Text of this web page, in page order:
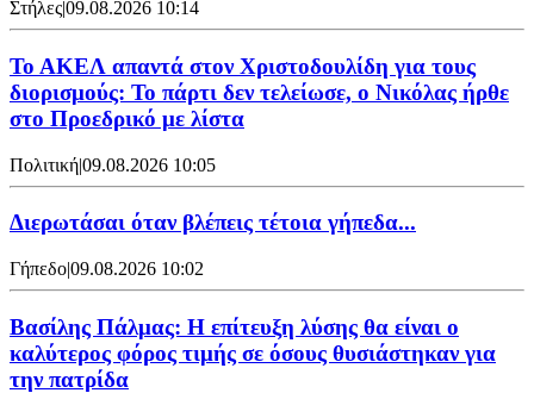
Στήλες|09.08.2026 10:14
Το ΑΚΕΛ απαντά στον Χριστοδουλίδη για τους
διορισμούς: Το πάρτι δεν τελείωσε, ο Νικόλας ήρθε
στο Προεδρικό με λίστα
Πολιτική|09.08.2026 10:05
Διερωτάσαι όταν βλέπεις τέτοια γήπεδα...
Γήπεδο|09.08.2026 10:02
Βασίλης Πάλμας: Η επίτευξη λύσης θα είναι ο
καλύτερος φόρος τιμής σε όσους θυσιάστηκαν για
την πατρίδα